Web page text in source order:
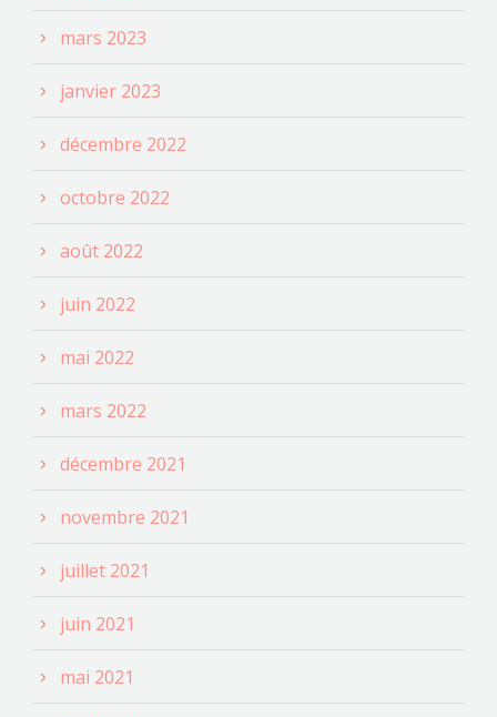
mars 2023
janvier 2023
décembre 2022
octobre 2022
août 2022
juin 2022
mai 2022
mars 2022
décembre 2021
novembre 2021
juillet 2021
juin 2021
mai 2021